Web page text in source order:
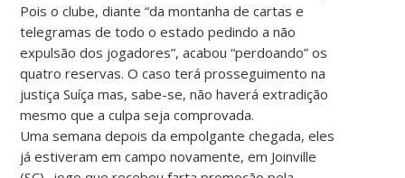
Pois o clube, diante “da montanha de cartas e
telegramas de todo o estado pedindo a não
expulsão dos jogadores”, acabou “perdoando” os
quatro reservas. O caso terá prosseguimento na
justiça Suíça mas, sabe-se, não haverá extradição
mesmo que a culpa seja comprovada.
Uma semana depois da empolgante chegada, eles
já estiveram em campo novamente, em Joinville